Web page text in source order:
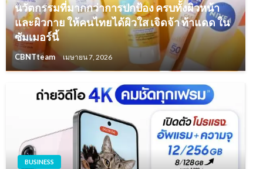
นวัตกรรมที่มากกว่าการปกป้อง ครบทั้งผิวหน้า
และผิวกาย ให้คนไทยได้ผิวใส เจิดจ้า ท้าแดด ใน
ซัมเมอร์นี้
CBNTteam เมษายน 7, 2026
BUSINESS